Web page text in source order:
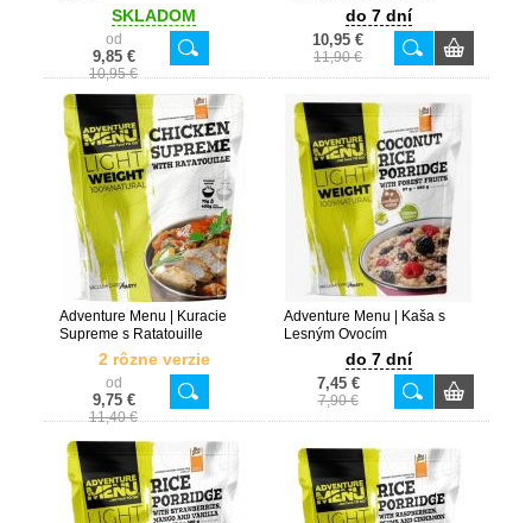
SKLADOM
od
9,85 €
10,95 €
do 7 dní
10,95 €
11,90 €
Adventure Menu | Kuracie
Supreme s Ratatouille
2 rôzne verzie
od
9,75 €
11,40 €
Adventure Menu | Kaša s
Lesným Ovocím
do 7 dní
7,45 €
7,90 €